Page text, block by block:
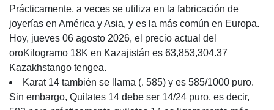
Prácticamente, a veces se utiliza en la fabricación de
joyerías en América y Asia, y es la más común en Europa.
Hoy, jueves 06 agosto 2026, el precio actual del
oroKilogramo 18K en Kazajistán es 63,853,304.37
Kazakhstango tengea.
Karat 14 también se llama (. 585) y es 585/1000 puro.
Sin embargo, Quilates 14 debe ser 14/24 puro, es decir,